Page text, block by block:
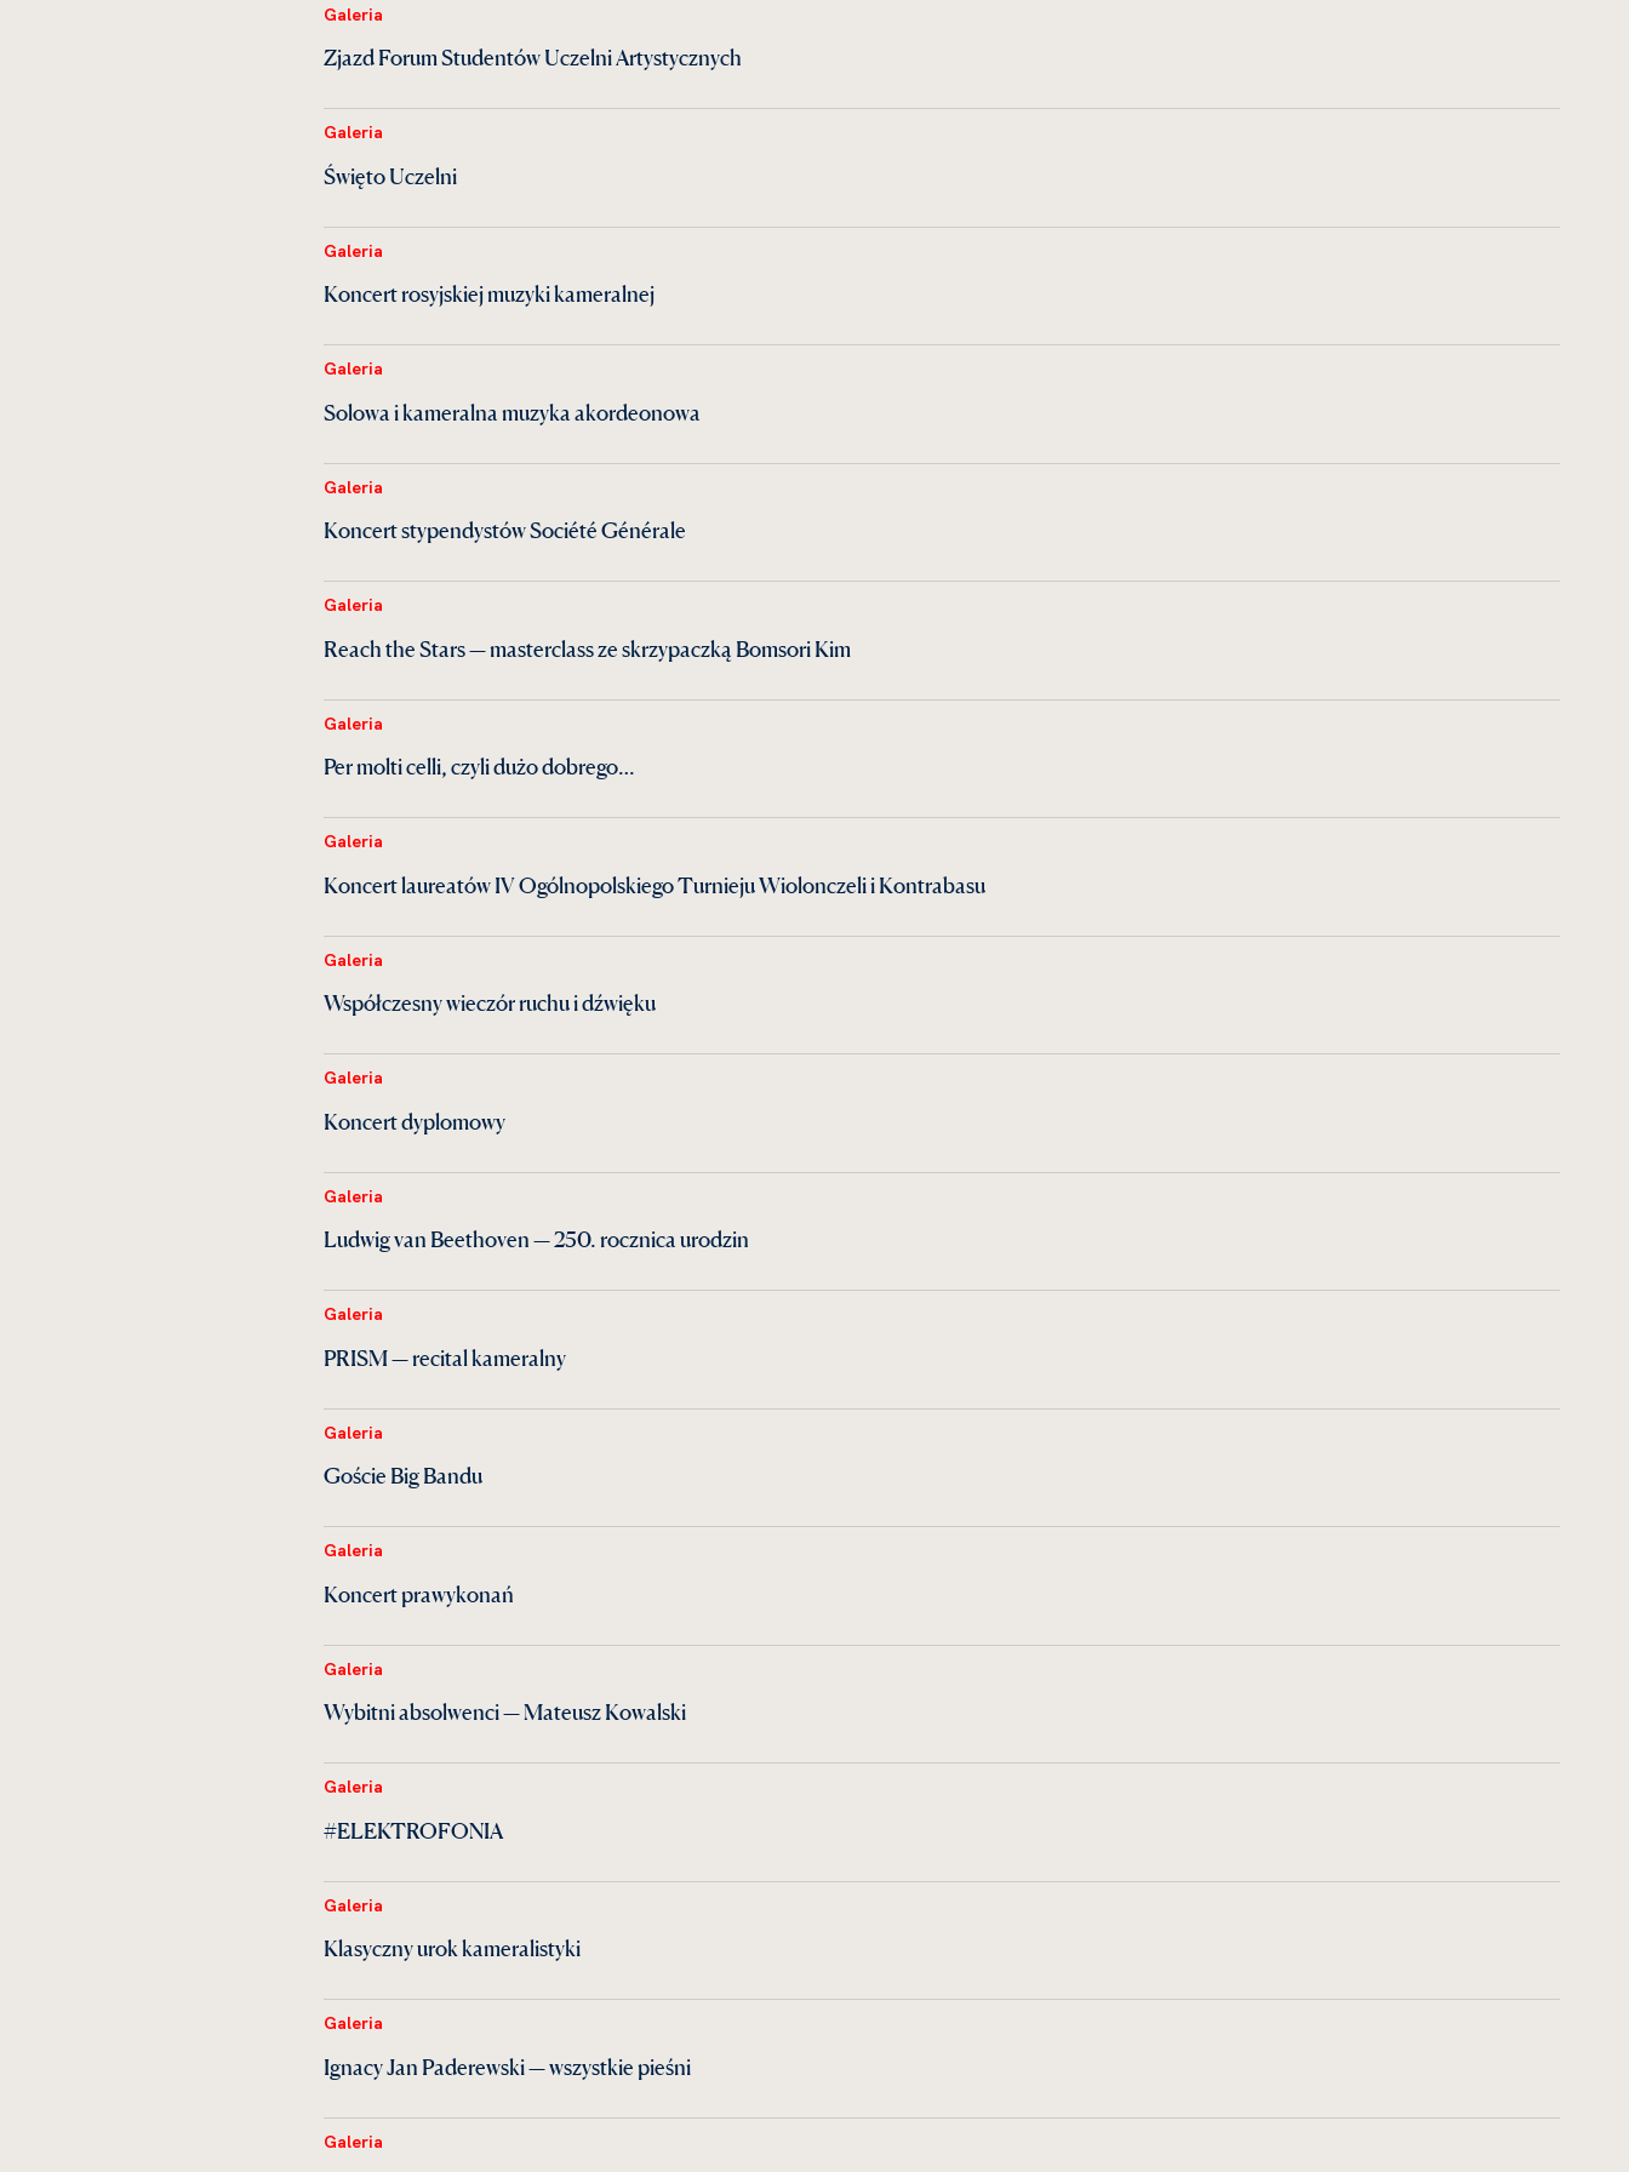
Galeria
Zjazd Forum Studentów Uczelni Artystycznych
Galeria
Święto Uczelni
Galeria
Koncert rosyjskiej muzyki kameralnej
Galeria
Solowa i kameralna muzyka akordeonowa
Galeria
Koncert stypendystów Société Générale
Galeria
Reach the Stars — masterclass ze skrzypaczką Bomsori Kim
Galeria
Per molti celli, czyli dużo dobrego…
Galeria
Koncert laureatów IV Ogólnopolskiego Turnieju Wiolonczeli i Kontrabasu
Galeria
Współczesny wieczór ruchu i dźwięku
Galeria
Koncert dyplomowy
Galeria
Ludwig van Beethoven — 250. rocznica urodzin
Galeria
PRISM — recital kameralny
Galeria
Goście Big Bandu
Galeria
Koncert prawykonań
Galeria
Wybitni absolwenci — Mateusz Kowalski
Galeria
#ELEKTROFONIA
Galeria
Klasyczny urok kameralistyki
Galeria
Ignacy Jan Paderewski — wszystkie pieśni
Galeria